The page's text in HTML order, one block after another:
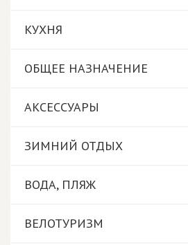
КУХНЯ
ОБЩЕЕ НАЗНАЧЕНИЕ
АКСЕССУАРЫ
ЗИМНИЙ ОТДЫХ
ВОДА, ПЛЯЖ
ВЕЛОТУРИЗМ